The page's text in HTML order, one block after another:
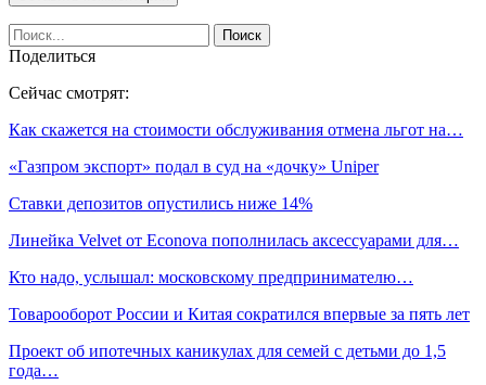
Поделиться
Сейчас смотрят:
Как скажется на стоимости обслуживания отмена льгот на…
«Газпром экспорт» подал в суд на «дочку» Uniper
Ставки депозитов опустились ниже 14%
Линейка Velvet от Econova пополнилась аксессуарами для…
Кто надо, услышал: московскому предпринимателю…
Товарооборот России и Китая сократился впервые за пять лет
Проект об ипотечных каникулах для семей с детьми до 1,5
года…